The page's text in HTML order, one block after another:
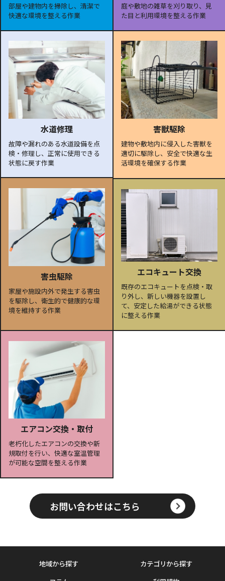
部屋や建物内を掃除し、清潔で
快適な環境を整える作業
庭や敷地の雑草を刈り取り、見
た目と利用環境を整える作業
水道修理
故障や漏れのある水道設備を点
検・修理し、正常に使用できる
状態に戻す作業
害獣駆除
建物や敷地内に侵入した害獣を
適切に駆除し、安全で快適な生
活環境を確保する作業
害虫駆除
家屋や施設内外で発生する害虫
を駆除し、衛生的で健康的な環
境を維持する作業
エコキュート交換
既存のエコキュートを点検・取
り外し、新しい機器を設置し
て、安定した給湯ができる状態
に整える作業
エアコン交換・取付
老朽化したエアコンの交換や新
規取付を行い、快適な室温管理
が可能な空間を整える作業
お問い合わせはこちら
地域から探す
カテゴリから探す